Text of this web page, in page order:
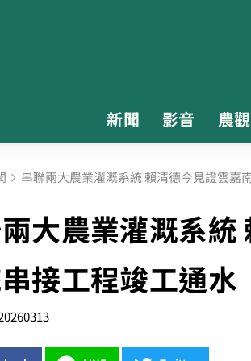
新聞 影音 農
串聯兩大農業灌溉系統 賴清德今見證雲
大農業灌溉系
接工程竣工通水